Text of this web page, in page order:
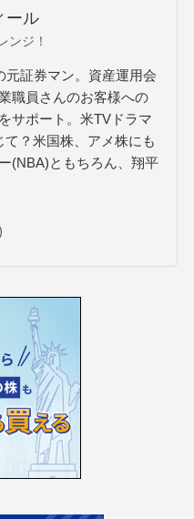
ール
ンジ！
元証券マン。資産運用会
職員さんのお客様への
サポート。米TVドラマ
？米国株、アメ株にも
(NBA)ともちろん、翔平